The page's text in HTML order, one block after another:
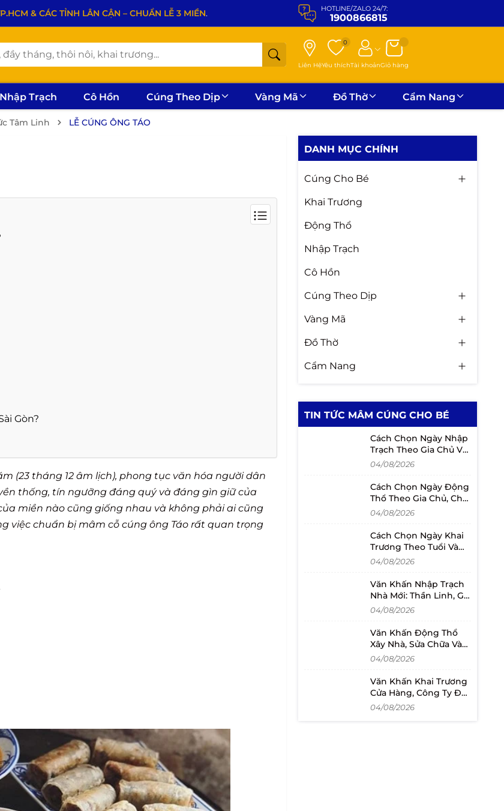
& CÁC TỈNH LÂN CẬN – CHUẨN LỄ 3 MIỀN. HOTLINE/ZALO 24/7:
1900866815
Liên Hệ
0
Yêu thíchTài khoảnGiỏ hàng
Nhập Trạch Cô Hồn Cúng Theo Dịp Vàng Mã Đồ Thờ Cẩm Nang
Tâm Linh LỄ CÚNG ÔNG TÁO
Gòn?
(23 tháng 12 âm lịch), phong tục văn hóa người dân
thống, tín ngưỡng đáng quý và đáng gìn giữ của
miền nào cũng giống nhau và không phải ai cũng
việc chuẩn bị mâm cỗ cúng ông Táo rất quan trọng
DANH MỤC CHÍNH
Cúng Cho Bé
Khai Trương
Động Thổ
Nhập Trạch
Cô Hồn
Cúng Theo Dịp
Vàng Mã
Đồ Thờ
Cẩm Nang
TIN TỨC MÂM CÚNG CHO BÉ
Cách Chọn Ngày Nhập
Trạch Theo Gia Chủ Và
Lịch Chuyển Nhà
04/08/2026
Cách Chọn Ngày Động
Thổ Theo Gia Chủ, Chủ
Đầu Tư Và Người Mượn
04/08/2026
Cách Chọn Ngày Khai
Trương Theo Tuổi Và
Lịch Mở Bán
04/08/2026
Văn Khấn Nhập Trạch
Nhà Mới: Thần Linh, Gia
Tiên Và Cách Đọc
04/08/2026
Văn Khấn Động Thổ
Xây Nhà, Sửa Chữa Và
Khởi Công Dự Án
04/08/2026
Văn Khấn Khai Trương
Cửa Hàng, Công Ty Đầy
Đủ Và Dễ Đọc
04/08/2026